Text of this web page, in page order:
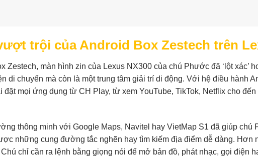
trội của Android Box Zestech trên
Zestech, màn hình zin của Lexus NX300 của chú Phước đã ‘lột xác’
di chuyển mà còn là một trung tâm giải trí di động. Với hệ điều hành
đặt mọi ứng dụng từ CH Play, từ xem YouTube, TikTok, Netflix cho
thông minh với Google Maps, Navitel hay VietMap S1 đã giúp chú
những cung đường tắc nghẽn hay tìm kiếm địa điểm dễ dàng. Hơn
chỉ cần ra lệnh bằng giọng nói để mở bản đồ, phát nhạc, gọi điện